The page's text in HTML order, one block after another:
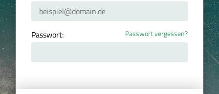
Passwort: Passwort vergessen?